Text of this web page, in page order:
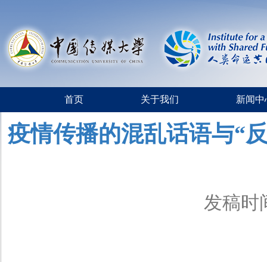
首页 关于我们 新闻中
疫情传播的混乱话语与“
发稿时